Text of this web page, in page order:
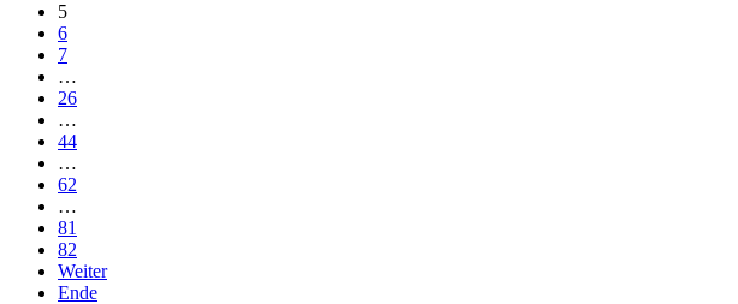
5
6
7
…
26
…
44
…
62
…
81
82
Weiter
Ende